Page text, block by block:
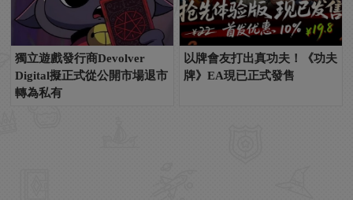
獨立遊戲發行商Devolver
Digital擬正式從公開市場退市
轉為私有
以牌會友打出真功夫！《功夫
牌》EA現已正式發售